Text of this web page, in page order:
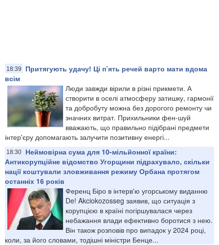
18:39
Притягують удачу! Ці п’ять речей варто мати вдома
всім
Люди завжди вірили в різні прикмети. А
створити в оселі атмосферу затишку, гармонії
та добробуту можна без дорогого ремонту чи
значних витрат. Прихильники фен-шуй
вважають, що правильно підібрані предмети
інтер'єру допомагають залучити позитивну енергі...
18:30
Неймовірна сума для 10-мільйонної країни:
Антикорупційне відомство Угорщини підрахувало, скільки
нації коштували зловживання режиму Орбана протягом
останніх 16 років
Ференц Біро в інтерв'ю угорському виданню
De! Akciokozosseg заявив, що ситуація з
корупцією в країні погіршувалася через
небажання влади ефективно боротися з нею.
Він також розповів про випадок у 2024 році,
коли, за його словами, тодішні міністри Бенце...